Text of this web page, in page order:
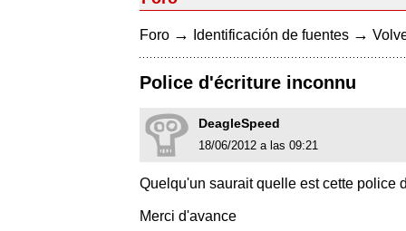
Foro → Identificación de fuentes →
Police d'écriture inconnu
DeagleSpeed
18/06/2012 a las 09:21
Quelqu'un saurait quelle est cette police
Merci d'avance